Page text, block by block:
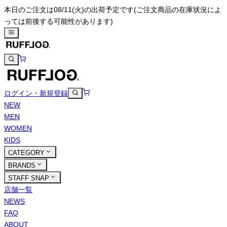
本日のご注文は08/11(火)の出荷予定です(ご注文商品の在庫状況によ
っては前後する可能性があります)
ログイン・新規登録
NEW
MEN
WOMEN
KIDS
CATEGORY
BRANDS
STAFF SNAP
店舗一覧
NEWS
FAQ
ABOUT